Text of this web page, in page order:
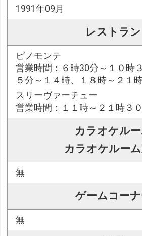
1991年09月
レストラン
ピノモンテ
営業時間：６時30分～１０時
５分～１４時、１８時～２１
スリーヴァーチュー
営業時間：１１時～２１時３
カラオケル
カラオケルー
無
ゲームコー
無